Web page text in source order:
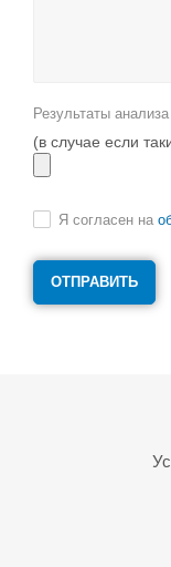
Результаты
(в случае если
Я согласен на